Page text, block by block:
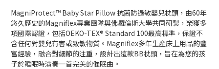
MagniProtect™ Baby Star Pillow 抗菌防過敏嬰兒枕頭，由60年
悠久歷史的Magniflex專業團隊與佛羅倫斯大學共同研製，榮獲多
項國際認證，包括OEKO-TEX® Standard 100最高標準，保證不
含任何對嬰兒有害或致敏物質。Magniflex多年生產床上用品的豐
富經驗，融合對細節的注重，設計出這款BB枕頭，旨在為您的孩
子於睡眠時演奏一首完美的催眠曲。